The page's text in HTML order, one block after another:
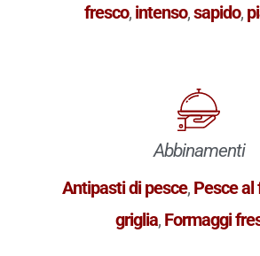
fresco, intenso,sapido,
Abbinamenti
Antipasti di pesce, Pesce al
griglia, Formaggi